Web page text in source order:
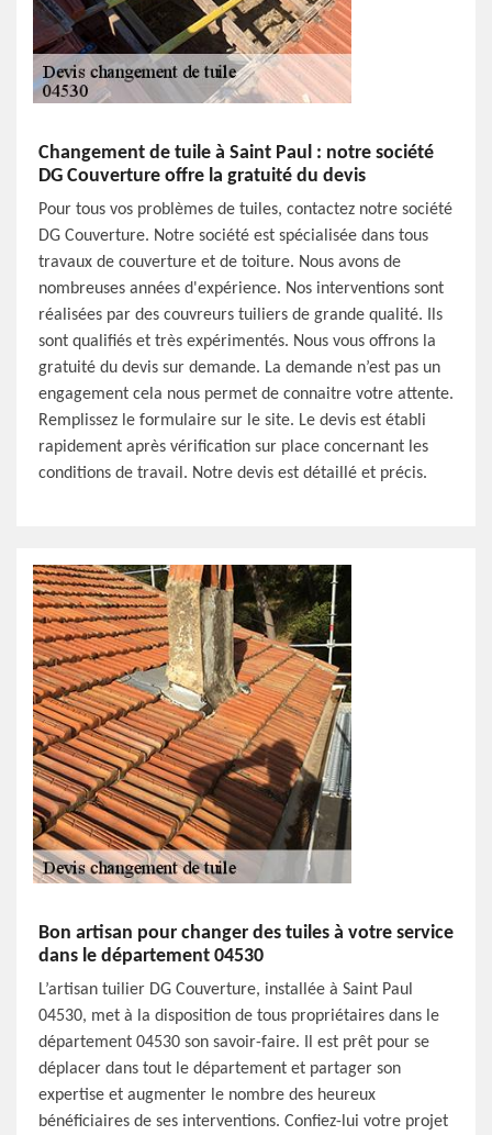
Changement de tuile à Saint Paul : notre société
DG Couverture offre la gratuité du devis
Pour tous vos problèmes de tuiles, contactez notre société
DG Couverture. Notre société est spécialisée dans tous
travaux de couverture et de toiture. Nous avons de
nombreuses années d'expérience. Nos interventions sont
réalisées par des couvreurs tuiliers de grande qualité. Ils
sont qualifiés et très expérimentés. Nous vous offrons la
gratuité du devis sur demande. La demande n’est pas un
engagement cela nous permet de connaitre votre attente.
Remplissez le formulaire sur le site. Le devis est établi
rapidement après vérification sur place concernant les
conditions de travail. Notre devis est détaillé et précis.
Bon artisan pour changer des tuiles à votre service
dans le département 04530
L’artisan tuilier DG Couverture, installée à Saint Paul
04530, met à la disposition de tous propriétaires dans le
département 04530 son savoir-faire. Il est prêt pour se
déplacer dans tout le département et partager son
expertise et augmenter le nombre des heureux
bénéficiaires de ses interventions. Confiez-lui votre projet